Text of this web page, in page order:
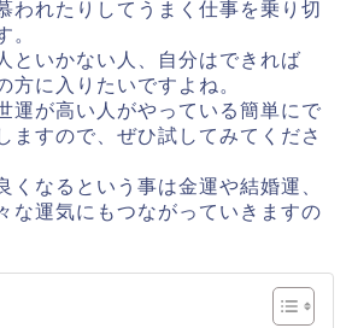
われたりしてうまく仕事を乗り切
。
といかない人、自分はできれば
方に入りたいですよね。
運が高い人がやっている簡単にで
ますので、ぜひ試してみてくださ
くなるという事は金運や結婚運、
な運気にもつながっていきますの